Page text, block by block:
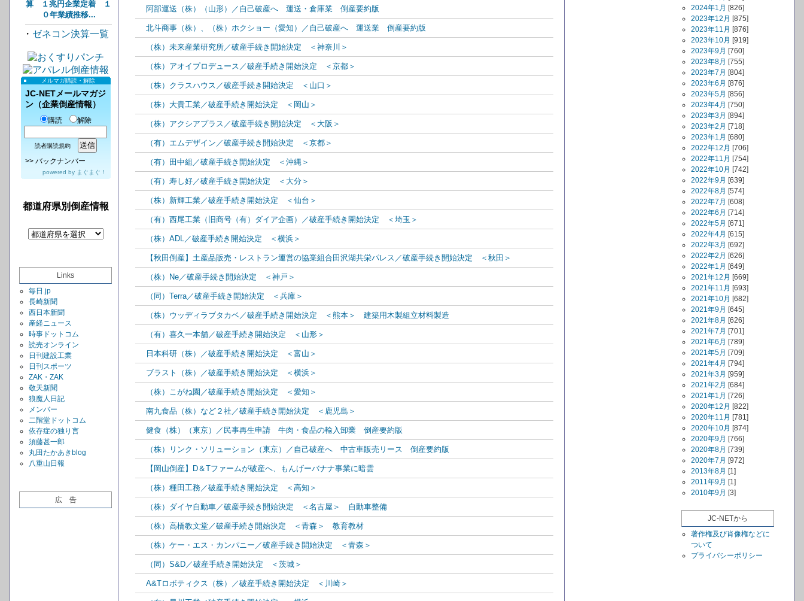
算 １兆円企業定着 １
０年業績推移...
・ ゼネコン決算一覧
メルマガ購読・解除
JC-NETメールマガジ
ン（企業倒産情報）
購読 解除
読者購読規約
>> バックナンバー
powered by まぐまぐ！
都道府県別倒産情報
Links
毎日.jp
長崎新聞
西日本新聞
産経ニュース
時事ドットコム
読売オンライン
日刊建設工業
日刊スポーツ
ZAK・ZAK
敬天新聞
狼魔人日記
メンバー
二階堂ドットコム
依存症の独り言
須藤甚一郎
丸田たかあきblog
八重山日報
広 告
阿部運送（株）（山形）／自己破産へ 運送・倉庫業 倒産要約版
北斗商事（株）、（株）ホクショー（愛知）／自己破産へ 運送業 倒産要約版
（株）未来産業研究所／破産手続き開始決定 ＜神奈川＞
（株）アオイプロデュース／破産手続き開始決定 ＜京都＞
（株）クラスハウス／破産手続き開始決定 ＜山口＞
（株）大貴工業／破産手続き開始決定 ＜岡山＞
（株）アクシアプラス／破産手続き開始決定 ＜大阪＞
（有）エムデザイン／破産手続き開始決定 ＜京都＞
（有）田中組／破産手続き開始決定 ＜沖縄＞
（有）寿し好／破産手続き開始決定 ＜大分＞
（株）新輝工業／破産手続き開始決定 ＜仙台＞
（有）西尾工業（旧商号（有）ダイア企画）／破産手続き開始決定 ＜埼玉＞
（株）ADL／破産手続き開始決定 ＜横浜＞
【秋田倒産】土産品販売・レストラン運営の協業組合田沢湖共栄パレス／破産手続き開始決定 ＜秋田＞
（株）Ne／破産手続き開始決定 ＜神戸＞
（同）Terra／破産手続き開始決定 ＜兵庫＞
（株）ウッディラブタカベ／破産手続き開始決定 ＜熊本＞ 建築用木製組立材料製造
（有）喜久一本舗／破産手続き開始決定 ＜山形＞
日本科研（株）／破産手続き開始決定 ＜富山＞
ブラスト（株）／破産手続き開始決定 ＜横浜＞
（株）こがね園／破産手続き開始決定 ＜愛知＞
南九食品（株）など２社／破産手続き開始決定 ＜鹿児島＞
健食（株）（東京）／民事再生申請 牛肉・食品の輸入卸業 倒産要約版
（株）リンク・ソリューション（東京）／自己破産へ 中古車販売リース 倒産要約版
【岡山倒産】D＆Tファームが破産へ、もんげーバナナ事業に暗雲
（株）種田工務／破産手続き開始決定 ＜高知＞
（株）ダイヤ自動車／破産手続き開始決定 ＜名古屋＞ 自動車整備
（株）高橋教文堂／破産手続き開始決定 ＜青森＞ 教育教材
（株）ケー・エス・カンパニー／破産手続き開始決定 ＜青森＞
（同）S&D／破産手続き開始決定 ＜茨城＞
A&Tロボティクス（株）／破産手続き開始決定 ＜川崎＞
2024年1月 [826]
2023年12月 [875]
2023年11月 [876]
2023年10月 [919]
2023年9月 [760]
2023年8月 [755]
2023年7月 [804]
2023年6月 [876]
2023年5月 [856]
2023年4月 [750]
2023年3月 [894]
2023年2月 [718]
2023年1月 [680]
2022年12月 [706]
2022年11月 [754]
2022年10月 [742]
2022年9月 [639]
2022年8月 [574]
2022年7月 [608]
2022年6月 [714]
2022年5月 [671]
2022年4月 [615]
2022年3月 [692]
2022年2月 [626]
2022年1月 [649]
2021年12月 [669]
2021年11月 [693]
2021年10月 [682]
2021年9月 [645]
2021年8月 [626]
2021年7月 [701]
2021年6月 [789]
2021年5月 [709]
2021年4月 [794]
2021年3月 [959]
2021年2月 [684]
2021年1月 [726]
2020年12月 [822]
2020年11月 [781]
2020年10月 [874]
2020年9月 [766]
2020年8月 [739]
2020年7月 [972]
2013年8月 [1]
2011年9月 [1]
2010年9月 [3]
JC-NETから
著作権及び肖像権などに
ついて
プライバシーポリシー